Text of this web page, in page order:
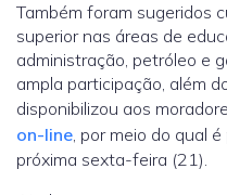
Também foram sugeridos
superior nas áreas de
administração, petróleo e
ampla participação, além
disponibilizou aos
on-line, por meio do qual
próxima sexta-feira (21).